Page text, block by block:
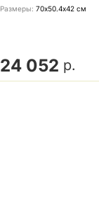
Размеры: 70х50.4х42 см
24 052 р.